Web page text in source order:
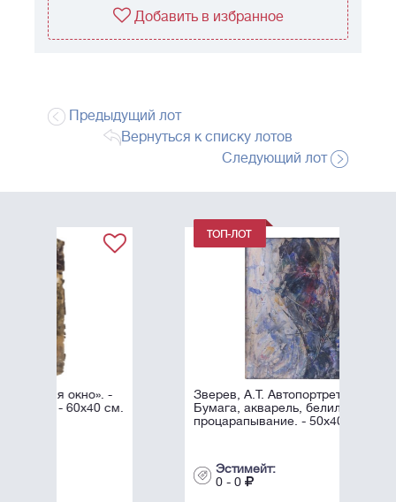
Добавить в избранное
Предыдущий лот
Вернуться к списку лотов
Следующий лот
Зверев, А.Т. Автопортрет. 1958.
Бумага, акварель, белила,
процарапывание. - 50х40 см.